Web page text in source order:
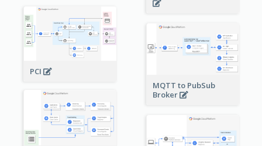
PCI
MQTT to PubSub
Broker